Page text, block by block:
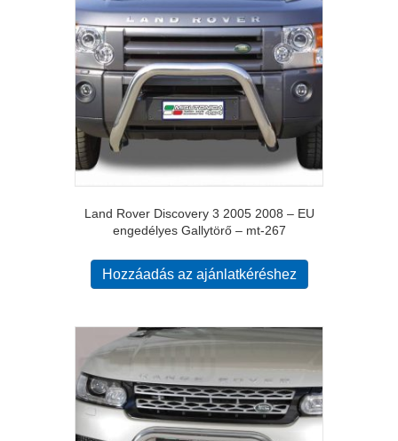
Land Rover Discovery 3 2005 2008 – EU
engedélyes Gallytörő – mt-267
Hozzáadás az ajánlatkéréshez